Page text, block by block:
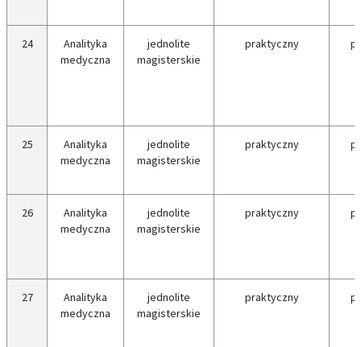
24
Analityka
medyczna
jednolite
magisterskie
praktyczny
25
Analityka
medyczna
jednolite
magisterskie
praktyczny
26
Analityka
medyczna
jednolite
magisterskie
praktyczny
27
Analityka
medyczna
jednolite
magisterskie
praktyczny